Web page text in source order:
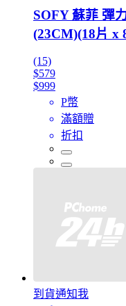
SOFY 蘇菲 彈
(23CM)(18片 x
(15)
$579
$999
P幣
滿額贈
折扣
到貨通知我